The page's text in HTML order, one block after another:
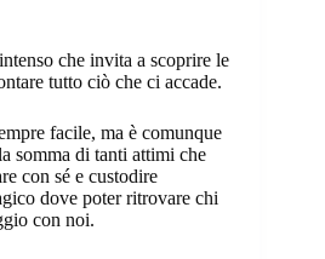
che invita a scoprire le
tutto ciò che ci accade.
facile, ma è comunque
somma di tanti attimi che
con sé e custodire
dove poter ritrovare chi
con noi.